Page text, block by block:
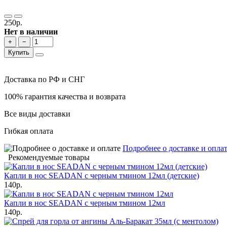
250р.
Нет в наличии
+
−
Купить
Доставка по РФ и СНГ
100% гарантия качества и возврата
Все виды доставки
Гибкая оплата
Подробнее о доставке и
Рекомендуемые товары
Капли в нос SEADAN с черным тмином 12мл (детские)
140р.
Капли в нос SEADAN с черным тмином 12мл
140р.